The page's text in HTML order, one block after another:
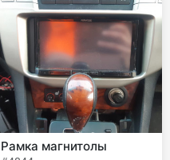
Рамка магнитолы